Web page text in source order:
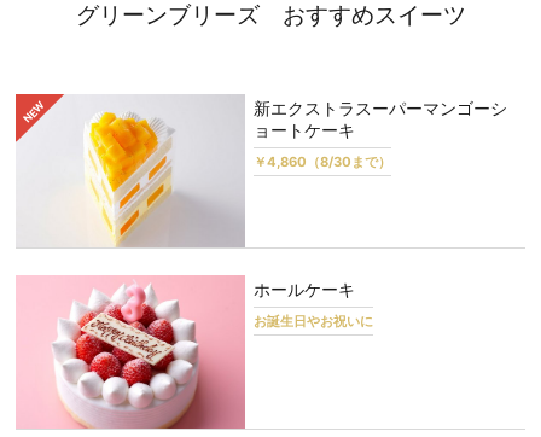
グリーンブリーズ おすすめスイーツ
新エクストラスーパーマンゴーシ
ョートケーキ
￥4,860（8/30まで）
ホールケーキ
お誕生日やお祝いに